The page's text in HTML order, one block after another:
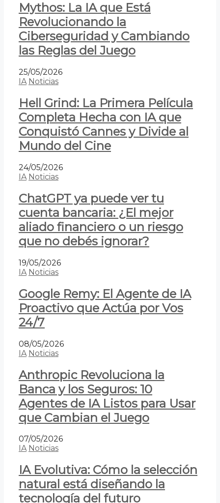
Mythos: La IA que Está
Revolucionando la
Ciberseguridad y Cambiando
las Reglas del Juego
25/05/2026
IA Noticias
Hell Grind: La Primera Película
Completa Hecha con IA que
Conquistó Cannes y Divide al
Mundo del Cine
24/05/2026
IA Noticias
ChatGPT ya puede ver tu
cuenta bancaria: ¿El mejor
aliado financiero o un riesgo
que no debés ignorar?
19/05/2026
IA Noticias
Google Remy: El Agente de IA
Proactivo que Actúa por Vos
24/7
08/05/2026
IA Noticias
Anthropic Revoluciona la
Banca y los Seguros: 10
Agentes de IA Listos para Usar
que Cambian el Juego
07/05/2026
IA Noticias
IA Evolutiva: Cómo la selección
natural está diseñando la
tecnología del futuro